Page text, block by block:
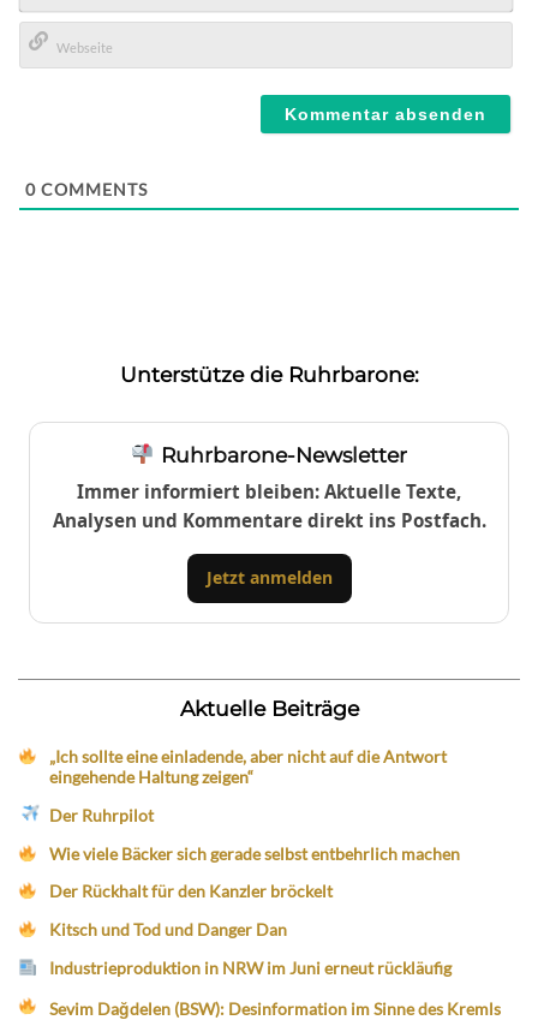
E-
Mail*
0 COMMENTS
Unterstütze die Ruhrbarone:
Ruhrbarone-Newsletter
Immer informiert bleiben: Aktuelle Texte,
Analysen und Kommentare direkt ins Postfach.
Jetzt anmelden
Aktuelle Beiträge
„Ich sollte eine einladende, aber nicht auf die Antwort
eingehende Haltung zeigen“
Der Ruhrpilot
Wie viele Bäcker sich gerade selbst entbehrlich machen
Der Rückhalt für den Kanzler bröckelt
Kitsch und Tod und Danger Dan
Industrieproduktion in NRW im Juni erneut rückläufig
Sevim Dağdelen (BSW): Desinformation im Sinne des Kremls